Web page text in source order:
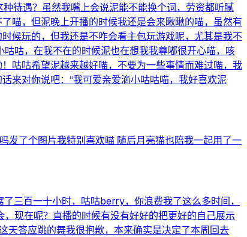
待遇？虽然我嘴上会说泥能不能换个词，劳资都听腻
喵，但泥晚上开播的时候我还是会来瞅瞅的喵，虽然有
候玩的，但我还是不咋会看主包玩游戏呢，尤其是我不
咕，在我不在的时候泥也在想我我尊嘟很开心喵，咳
咕咕希望泥越来越好喵，不要为一些事情而难过喵，我
来对你说吧：“我可爱亲爱滴小咕咕喵，我好喜欢泥
发了个图片我特别喜欢喵 随后月亮猫也陪我一起用了一
三百一十小时，咕咕berry，你浪费我了这么多时间，
现在呢？直播的时候有没有好好的把更好的自己展示
天答应跳的舞我很抱歉，本来确实是决定了本周回去